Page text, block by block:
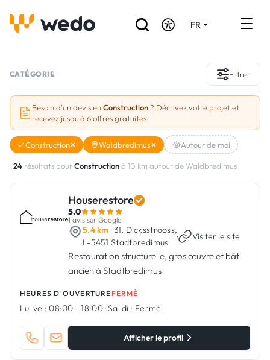
FR
Réalisations
Aides et subventions
Vous êtes un Artisan ?
CATÉGORIE Filtrer
Besoin d'un devis enConstruction ? Décrivez votre projet et
recevez jusqu'à 6 offres gratuites
Construction Waldbredimus Autour de moi
24 résultats pourConstructionà 10 km autour de Waldbredimus
Houserestore
5.0
1 avis sur Google
5.4 km · 31, Dicksstrooss,
L-5451 Stadtbredimus
· Visiter le site
Restauration structurelle, gros œuvre et bâti
ancien à Stadtbredimus
HEURES D'OUVERTURE FERMÉ
Lu-ve : 08:00 - 18:00·Sa-di : Fermé
Afficher le profil